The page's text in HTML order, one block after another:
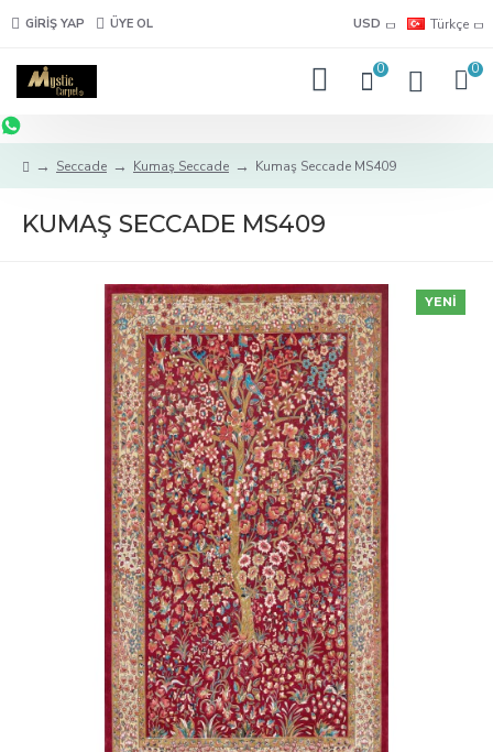
GIRIŞ YAP ÜYE OL USD Türkçe
0 0
Seccade Kumaş Seccade Kumaş Seccade MS409
KUMAŞ SECCADE MS409
YENI